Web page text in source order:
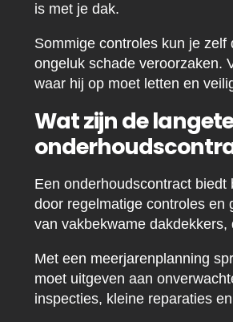
is met je dak.
Sommige controles kun je
ongeluk schade veroorzaken.
waar hij op moet letten en
Wat zijn de
Een onderhoudscontract
door regelmatige controles en
van vakbekwame
Met een meerjarenplanning
moet uitgeven aan
inspecties, kleine reparaties